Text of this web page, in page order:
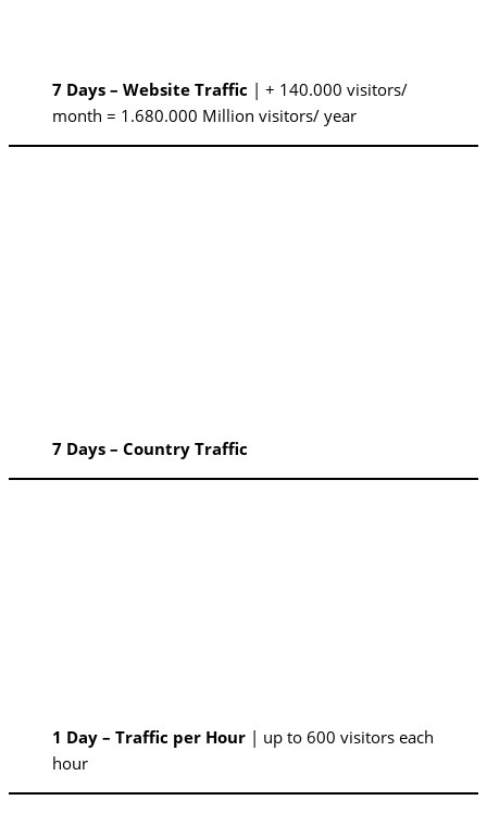
7 Days – Website Traffic | + 140.000 visitors/
month = 1.680.000 Million visitors/ year
7 Days – Country Traffic
1 Day – Traffic per Hour | up to 600 visitors each
hour